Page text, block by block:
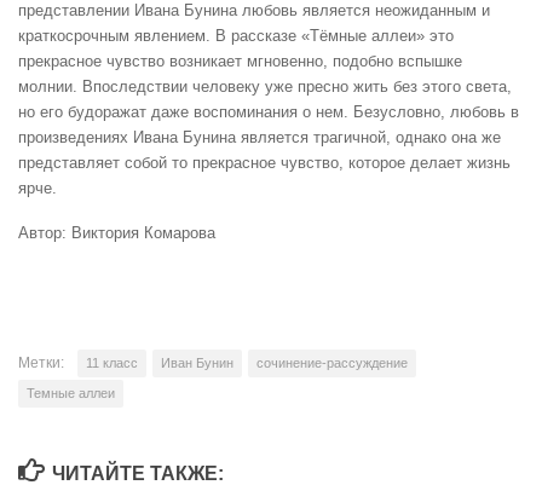
представлении Ивана Бунина любовь является неожиданным и
краткосрочным явлением. В рассказе «Тёмные аллеи» это
прекрасное чувство возникает мгновенно, подобно вспышке
молнии. Впоследствии человеку уже пресно жить без этого света,
но его будоражат даже воспоминания о нем. Безусловно, любовь в
произведениях Ивана Бунина является трагичной, однако она же
представляет собой то прекрасное чувство, которое делает жизнь
ярче.
Автор: Виктория Комарова
Метки: 11 класс Иван Бунин сочинение-рассуждение
Темные аллеи
ЧИТАЙТЕ ТАКЖЕ: